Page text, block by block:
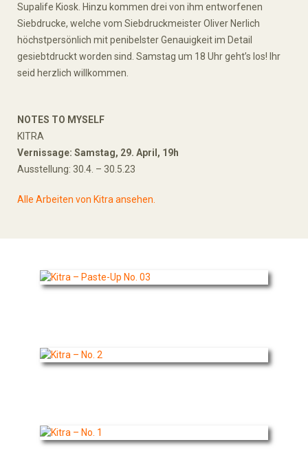
Supalife Kiosk. Hinzu kommen drei von ihm entworfenen
Siebdrucke, welche vom Siebdruckmeister Oliver Nerlich
höchstpersönlich mit penibelster Genauigkeit im Detail
gesiebtdruckt worden sind. Samstag um 18 Uhr geht’s los! Ihr
seid herzlich willkommen.
NOTES TO MYSELF
KITRA
Vernissage: Samstag, 29. April, 19h
Ausstellung: 30.4. – 30.5.23
Alle Arbeiten von Kitra ansehen.